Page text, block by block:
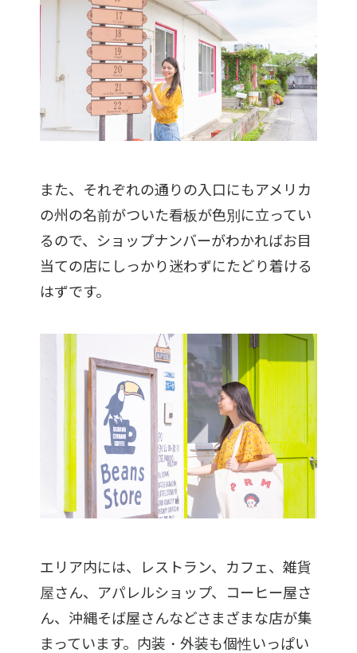
また、それぞれの通りの入口にもアメリカ
の州の名前がついた看板が色別に立ってい
るので、ショップナンバーがわかればお目
当ての店にしっかり迷わずにたどり着ける
はずです。
エリア内には、レストラン、カフェ、雑貨
屋さん、アパレルショップ、コーヒー屋さ
ん、沖縄そば屋さんなどさまざまな店が集
まっています。内装・外装も個性いっぱい